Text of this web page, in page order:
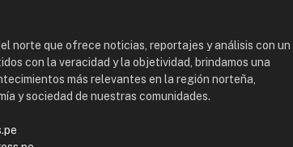
norte que ofrece noticias, reportajes y análisis con un
con la veracidad y la objetividad, brindamos una
más relevantes en la región norteña,
y sociedad de nuestras comunidades.